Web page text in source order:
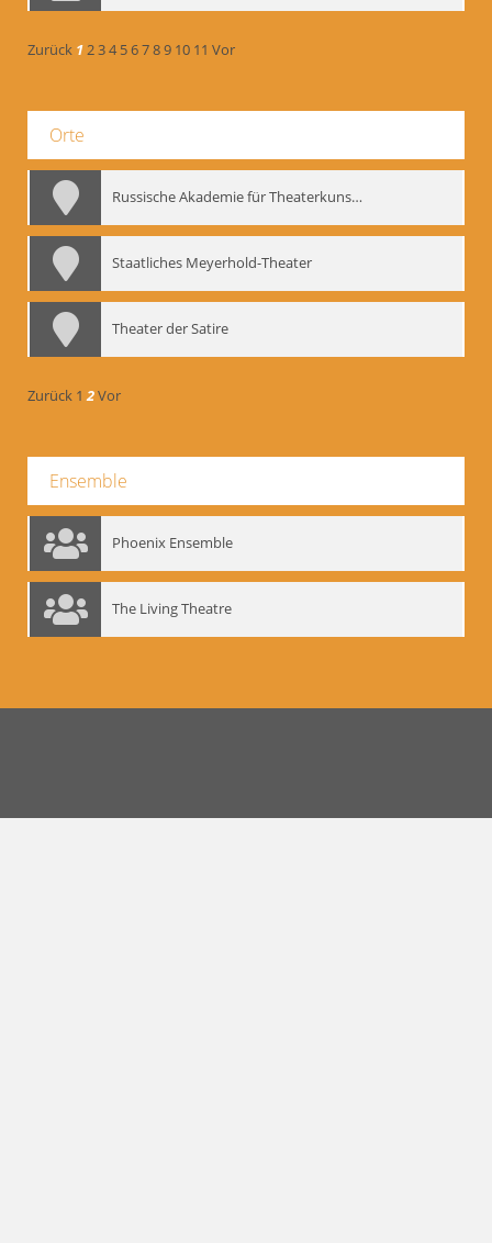
Zurück 1234 56789 10 11 Vor
Orte
Russische Akademie für Theaterkunst – GITIS
Staatliches Meyerhold-Theater
Theater der Satire
Zurück 1 2Vor
Ensemble
Phoenix Ensemble
The Living Theatre